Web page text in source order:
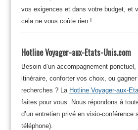
vos exigences et dans votre budget, et
cela ne vous coûte rien !
Hotline Voyager-aux-Etats-Unis.com
Besoin d’un accompagnement
itinéraire, conforter vos choix, ou
recherches ? La Hotline Voyager-aux-
faites pour vous. Nous répondons à
d’un entretien privé en visio-conférence
téléphone).